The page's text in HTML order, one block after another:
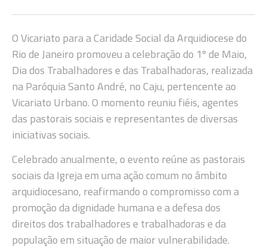
O Vicariato para a Caridade Social da Arquidiocese do
Rio de Janeiro promoveu a celebração do 1º de Maio,
Dia dos Trabalhadores e das Trabalhadoras, realizada
na Paróquia Santo André, no Caju, pertencente ao
Vicariato Urbano. O momento reuniu fiéis, agentes
das pastorais sociais e representantes de diversas
iniciativas sociais.
Celebrado anualmente, o evento reúne as pastorais
sociais da Igreja em uma ação comum no âmbito
arquidiocesano, reafirmando o compromisso com a
promoção da dignidade humana e a defesa dos
direitos dos trabalhadores e trabalhadoras e da
população em situação de maior vulnerabilidade.